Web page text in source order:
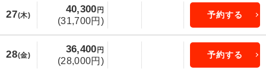
27(木)
40,300 円
(31,700円)
予約する
28(金)
36,400 円
(28,000円)
予約する